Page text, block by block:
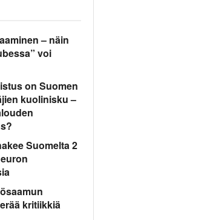
– näin
voi
on Suomen
kuolinisku –
Suomelta 2
kritiikkiä